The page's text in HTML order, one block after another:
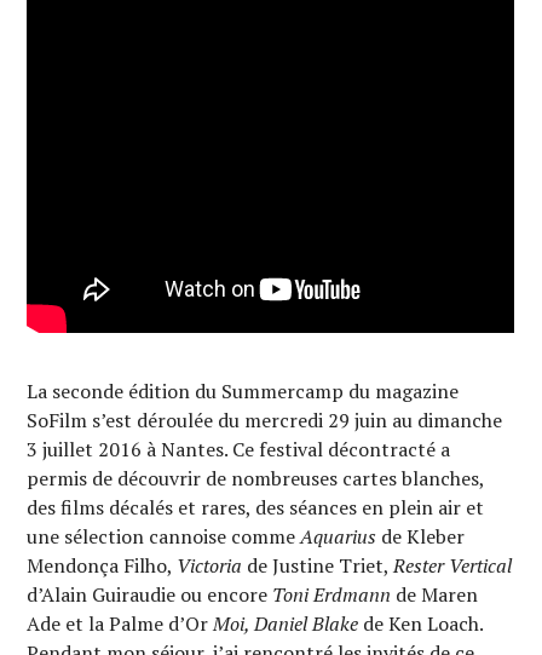
La seconde édition du Summercamp du magazine
SoFilm s’est déroulée du mercredi 29 juin au dimanche
3 juillet 2016 à Nantes. Ce festival décontracté a
permis de découvrir de nombreuses cartes blanches,
des films décalés et rares, des séances en plein air et
une sélection cannoise commeAquarius de Kleber
Mendonça Filho, Victoria de Justine Triet,Rester Vertical
d’Alain Guiraudie ou encore Toni Erdmann de Maren
Ade et la Palme d’OrMoi, Daniel Blake de Ken Loach.